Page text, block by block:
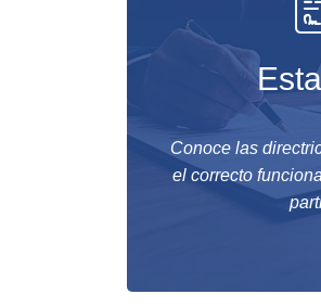
Conoce las
el correcto